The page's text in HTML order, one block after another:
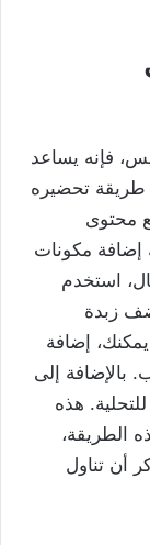
فإنه يساعد
طريقة تحضيره
محتوى
إضافة مكونات
استخدم
زبدة
إضافة
بالإضافة إلى
هذه
الطريقة،
أن تناول